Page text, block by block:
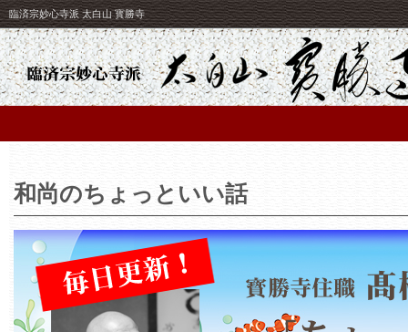
臨済宗妙心寺派 太白山 寳勝寺
和尚のちょっといい話